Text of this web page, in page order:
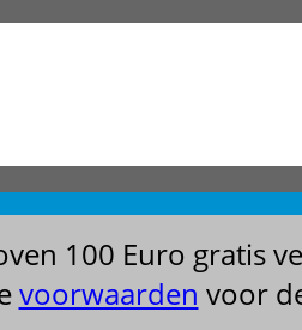
100 Euro gratis
voorwaarden voor